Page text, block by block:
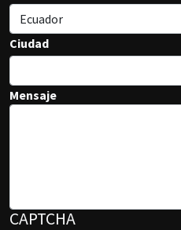
Ciudad
Mensaje
CAPTCHA